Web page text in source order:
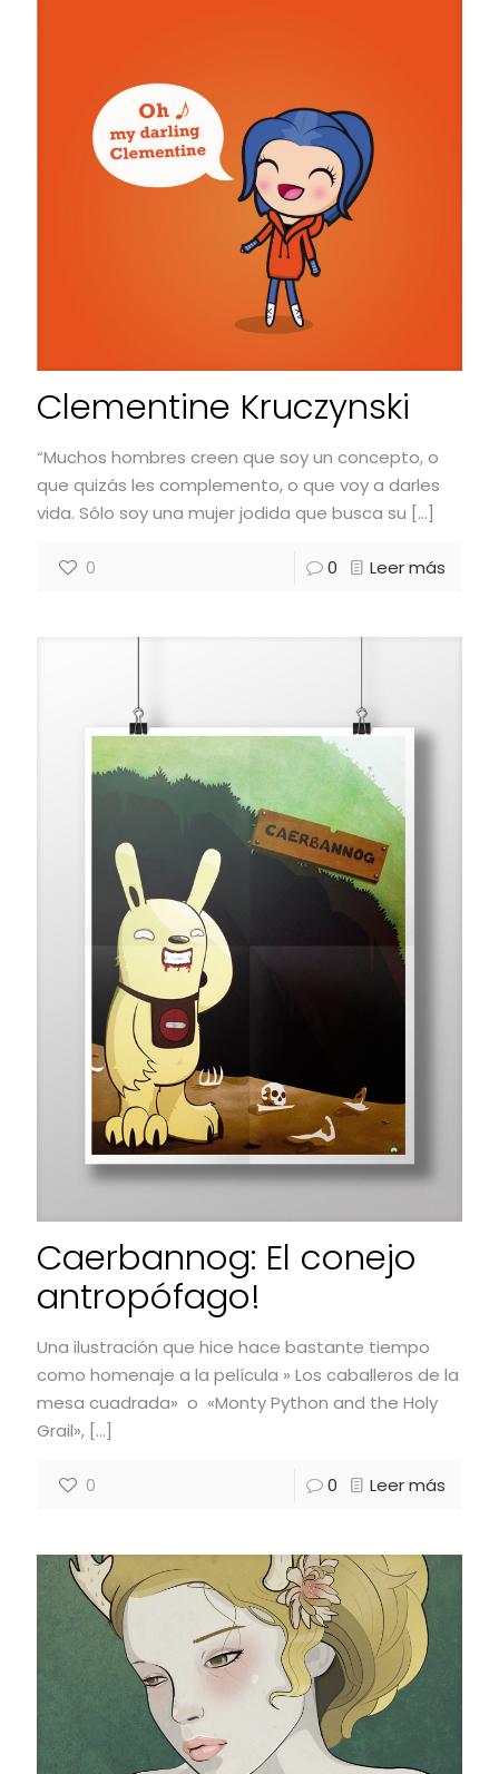
Clementine Kruczynski
“Muchos hombres creen que soy un concepto, o
que quizás les complemento, o que voy a darles
vida. Sólo soy una mujer jodida que busca su […]
0 0 Leer más
Caerbannog: El conejo
antropófago!
Una ilustración que hice hace bastante tiempo
como homenaje a la película » Los caballeros de la
mesa cuadrada» o «Monty Python and the Holy
Grail», […]
0 0 Leer más